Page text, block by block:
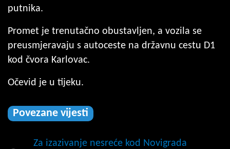
putnika.
Promet je trenutačno obustavljen, a vozila se
preusmjeravaju s autoceste na državnu cestu D1
kod čvora Karlovac.
Očevid je u tijeku.
Povezane vijesti
Za izazivanje nesreće kod Novigrada